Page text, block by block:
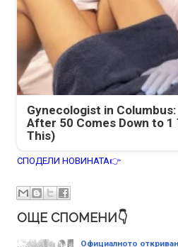
Gynecologist in
After 50 Comes Down to 1
This)
СПОДЕЛИ НОВИНАТА👉
ОЩЕ СПОМЕНИ👇
Официалното